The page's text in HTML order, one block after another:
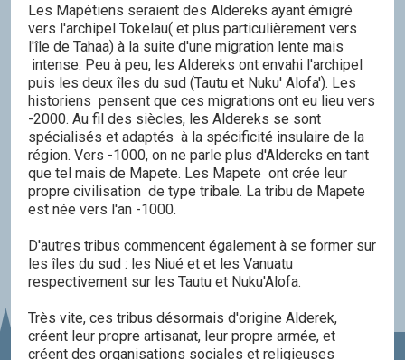
Les Mapétiens seraient des Aldereks ayant émigré
vers l'archipel Tokelau( et plus particulièrement vers
l'île de Tahaa) à la suite d'une migration lente mais
intense. Peu à peu, les Aldereks ont envahi l'archipel
puis les deux îles du sud (Tautu et Nuku' Alofa'). Les
historiens pensent que ces migrations ont eu lieu vers
-2000. Au fil des siècles, les Aldereks se sont
spécialisés et adaptés à la spécificité insulaire de la
région. Vers -1000, on ne parle plus d'Aldereks en tant
que tel mais de Mapete. Les Mapete ont crée leur
propre civilisation de type tribale. La tribu de Mapete
est née vers l'an -1000.
D'autres tribus commencent également à se former sur
les îles du sud : les Niué et et les Vanuatu
respectivement sur les Tautu et Nuku'Alofa.
Très vite, ces tribus désormais d'origine Alderek,
créent leur propre artisanat, leur propre armée, et
créent des organisations sociales et religieuses